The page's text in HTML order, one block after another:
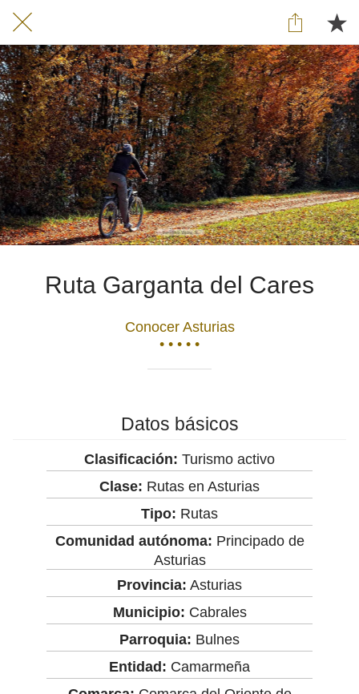
Ruta Garganta del Cares
Conocer Asturias
• • • • •
Datos básicos
Clasificación: Turismo activo
Clase: Rutas en Asturias
Tipo: Rutas
Comunidad autónoma: Principado de
Asturias
Provincia: Asturias
Municipio: Cabrales
Parroquia: Bulnes
Entidad: Camarmeña